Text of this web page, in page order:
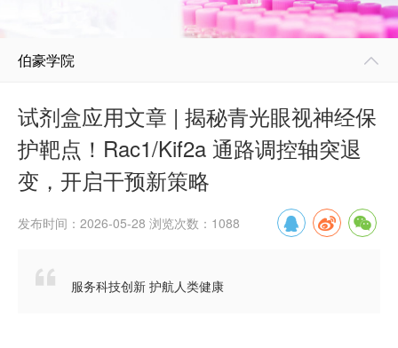
伯豪学院 
试剂盒应用文章 | 揭秘青光眼视神经保
护靶点！Rac1/Kif2a 通路调控轴突退
变，开启干预新策略
发布时间：2026-05-28 浏览次数：1088
 服务科技创新 护航人类健康